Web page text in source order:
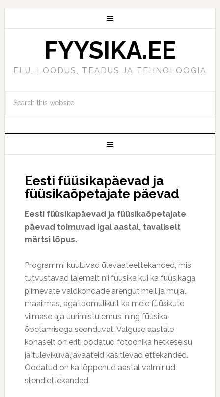
FYYSIKA.EE
ELU, LOODUS, TEADUS JA TEHNOLOOGIA
Eesti füüsikapäevad ja
füüsikaõpetajate päevad
Eesti füüsikapäevad ja füüsikaõpetajate
päevad toimuvad igal aastal, tavaliselt
märtsi lõpus.
Programmi kuuluvad ülevaateettekanded, mis
tutvustavad laiemalt nii füüsika kui ka füüsikaga
piirnevate valdkondade arengut meil ja mujal
maailmas, aga loomulikult ka meie füüsikute
viimase aja uurimistulemusi ning füüsika
õpetamisega seonduvat. Valguse aastale
kohaselt on eriti oodatud fotoonika hetkeseisu
ja tulevikuväljavaateid käsitlevad ettekanded.
Oodatud on ka lõppenud aastal valminud
stendiettekanded.